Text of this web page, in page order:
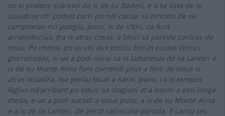
no si podeus scaresci de is de su Badesi, e a sa lista de is
scuadras chi podint curri po ndi cassai sa bìncida de su
campionau nci pongiu, puru, is de s'Itiri, ca funt
arrannèscius, tra is atras cosas, a binci sa partida contras de
nosu. Po immoi, po su chi eus potziu biri in custas cincus
giorronadas, si iat a podi narai ca is tattaresus de sa Lanteri e
is de su Monte Alma funt currendi prus a forti de totus is
atras scuadra, ma peròu tocat a narai, puru, ca is tempus
lègius nd'arribant po totus: sa stagioni at a benni a essi longa
meda, e iat a podi sucedi a issus puru, a is de su Monte Alma
e a is de sa Lanteri, de perdi calincuna partida. E cantu ses